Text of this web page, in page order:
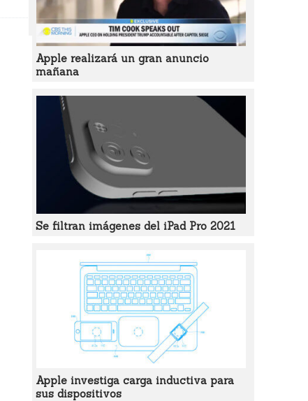
Apple realizará un gran anuncio
mañana
Se filtran imágenes del iPad Pro 2021
Apple investiga carga inductiva para
sus dispositivos